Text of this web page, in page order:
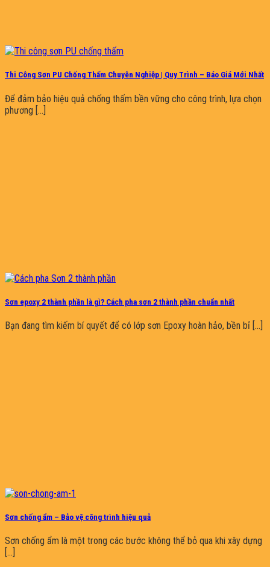
Thi Công Sơn PU Chống Thấm Chuyên Nghiệp | Quy Trình – Báo Giá Mới Nhất
Để đảm bảo hiệu quả chống thấm bền vững cho công trình, lựa chọn
phương [...]
Sơn epoxy 2 thành phần là gì? Cách pha sơn 2 thành phần chuẩn nhất
Bạn đang tìm kiếm bí quyết để có lớp sơn Epoxy hoàn hảo, bền bỉ [...]
Sơn chống ẩm – Bảo vệ công trình hiệu quả
Sơn chống ẩm là một trong các bước không thể bỏ qua khi xây dựng
[...]